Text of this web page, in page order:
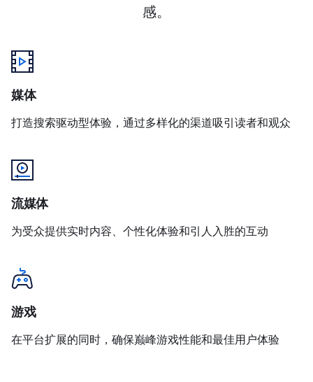
感。
媒体
打造搜索驱动型体验，通过多样化的渠道吸引读者和观众
流媒体
为受众提供实时内容、个性化体验和引人入胜的互动
游戏
在平台扩展的同时，确保巅峰游戏性能和最佳用户体验